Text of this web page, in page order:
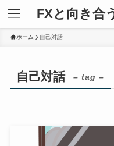
FXと向き合
ホーム 自己対話
自己対話 – tag –